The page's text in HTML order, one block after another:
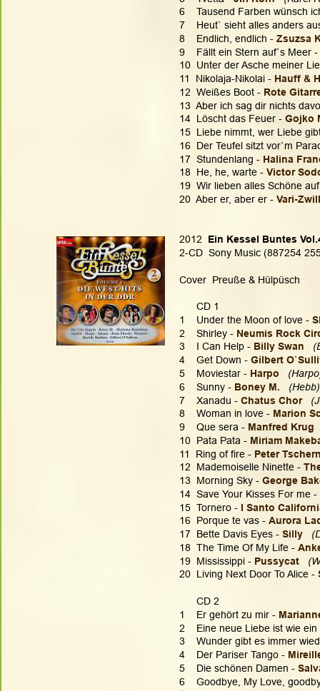
6    Tausend Farben wünsch
7    Heut` sieht alles anders
8    Endlich, endlich - Zsuzsa
9    Fällt ein Stern auf`s Meer -
10  Unter der Asche meiner
11  Nikolaja-Nikolai - Hauff &
12  Weißes Boot - Rote
13  Aber ich sag dir nichts
14  Löscht das Feuer - Gojko
15  Liebe nimmt, wer Liebe
16  Der Teufel sitzt vor`m
17  Stundenlang - Halina
18  He, he, warte - Victor
19  Wir lieben alles Schöne
20  Aber er, aber er - Vari-
2012 Ein Kessel Buntes
2-CD  Sony Music (887254
Cover  Preuße & Hülpüsch
      CD 1
1    Under the Moon of love -
2    Shirley - Neumis Rock
3    I Can Help - Billy Swan
4    Get Down - Gilbert
5    Moviestar - Harpo
6    Sunny - Boney M.
7    Xanadu - Chatus Chor
8    Woman in love - Marion
9    Que sera - Manfred Krug
10  Pata Pata - Miriam
11  Ring of fire - Peter
12  Mademoiselle Ninette -
13  Morning Sky - George
14  Save Your Kisses For me -
15  Tornero - I Santo
16  Porque te vas - Aurora
17  Bette Davis Eyes - Silly
18  The Time Of My Life -
19  Mississippi - Pussycat
20  Living Next Door To Alice -
      CD 2
1    Er gehört zu mir -
2    Eine neue Liebe ist wie
3    Wunder gibt es immer
4    Der Pariser Tango -
5    Die schönen Damen -
6    Goodbye, My Love,